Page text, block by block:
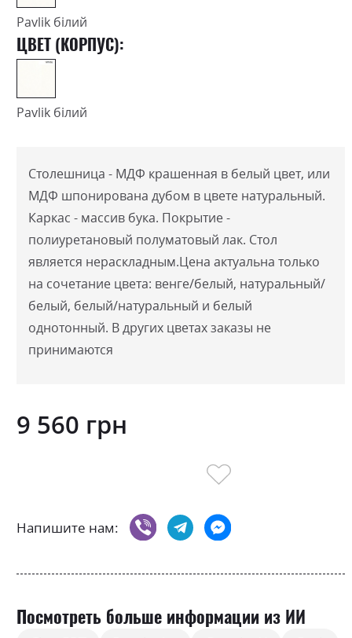
Pavlik білий
ЦВЕТ (КОРПУС):
Pavlik білий
Столешница - МДФ крашенная в белый цвет, или
МДФ шпонирована дубом в цвете натуральный.
Каркас - массив бука. Покрытие -
полиуретановый полуматовый лак. Стол
является нераскладным.Цена актуальна только
на сочетание цвета: венге/белый, натуральный/
белый, белый/натуральный и белый
однотонный. В других цветах заказы не
принимаются
9 560 грн
Напишите нам:
Посмотреть больше информации из ИИ